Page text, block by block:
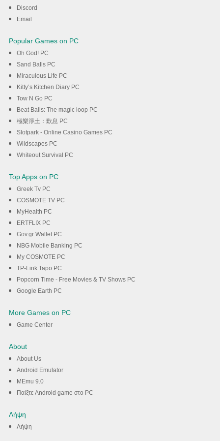
Discord
Email
Popular Games on PC
Oh God! PC
Sand Balls PC
Miraculous Life PC
Kitty’s Kitchen Diary PC
Tow N Go PC
Beat Balls: The magic loop PC
極樂淨土：歎息 PC
Slotpark - Online Casino Games PC
Wildscapes PC
Whiteout Survival PC
Top Apps on PC
Greek Tv PC
COSMOTE TV PC
MyHealth PC
ERTFLIX PC
Gov.gr Wallet PC
NBG Mobile Banking PC
My COSMOTE PC
TP-Link Tapo PC
Popcorn Time - Free Movies & TV Shows PC
Google Earth PC
More Games on PC
Game Center
About
About Us
Android Emulator
MEmu 9.0
Παίξτε Android game στο PC
Λήψη
Λήψη